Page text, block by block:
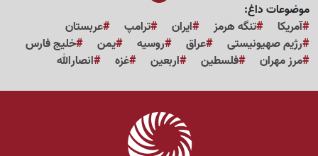
موضوعات داغ:
آمریکا
تنگه هرمز ایران ترامپ
عربستان
رژیم صهیونیستی
عراق روسیه یمن
خلیج فارس
مرز مهران
فلسطین اربعین غزه انصارالله